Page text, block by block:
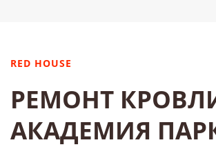
RED HOUSE
РЕМОНТ
АКАДЕМИЯ